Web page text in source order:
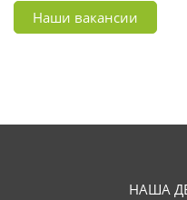
Наши вакансии
НАША